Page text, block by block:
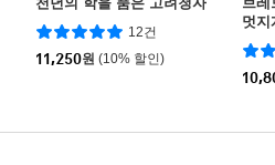
12건
11,250원 (10% 할인)
멋지